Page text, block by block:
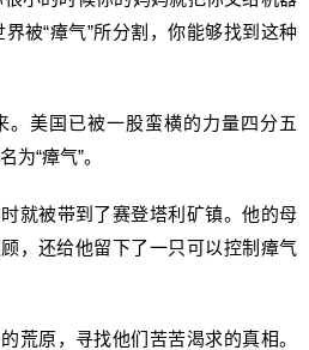
被“瘴气”所分割，你能够找到这种
美国已被一股蛮横的力量四分五
“瘴气”。
被带到了赛登塔利矿镇。他的母
，还给他留下了一只可以控制瘴气
原，寻找他们苦苦渴求的真相。